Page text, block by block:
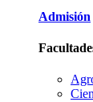
Admisión